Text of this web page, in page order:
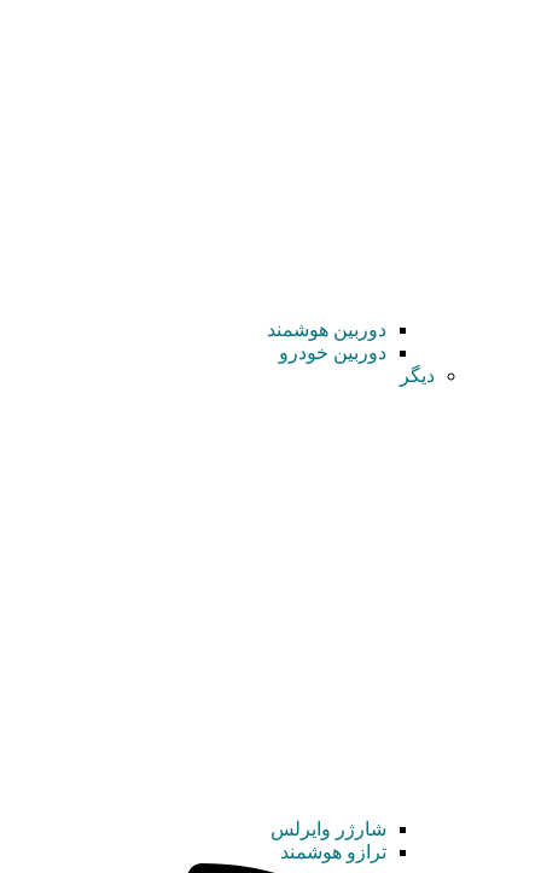
دوربین هوشمند
دوربین خودرو
دیگر
شارژر وایرلس
ترازو هوشمند